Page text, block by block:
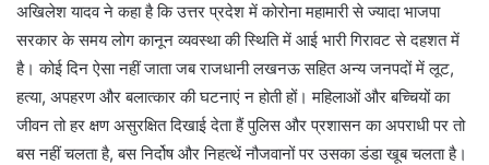
अखिलेश यादव ने कहा है कि उत्तर प्रदेश में कोरोना महामारी से ज्यादा भाजपा
सरकार के समय लोग कानून व्यवस्था की स्थिति में आई भारी गिरावट से दहशत में
है। कोई दिन ऐसा नहीं जाता जब राजधानी लखनऊ सहित अन्य जनपदों में लूट,
हत्या, अपहरण और बलात्कार की घटनाएं न होती हों। महिलाओं और बच्चियों का
जीवन तो हर क्षण असुरक्षित दिखाई देता हैं पुलिस और प्रशासन का अपराधी पर तो
बस नहीं चलता है, बस निर्दोष और निहत्थें नौजवानों पर उसका डंडा खूब चलता है।